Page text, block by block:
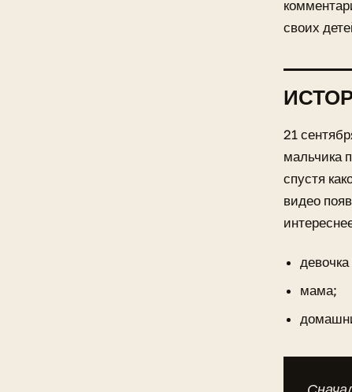
своих
21
мальчика
спустя
видео
мама;